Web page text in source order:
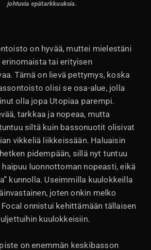
johtuvia epätarkkuuksia.
on hyvää, muttei mielestäni
erinomaista tai erityisen
Tämä on lievä pettymys, koska
olisi se osa-alue, jolla
olla jopa Utopiaa parempi.
tarkkaa ja nopeaa, mutta
siltä kuin bassonuotit olisivat
vikkeliä liikkeissään. Haluaisin
pidempään, sillä nyt tuntuu
haipuu luonnottoman nopeasti, eikä
kunnolla. Useimmilla kuulokkeilla
joten onkin melko
onnistui kehittämään tällaisen
kuulokkeisiin.
on enemmän keskibasson